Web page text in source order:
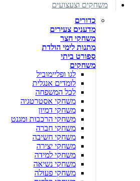
משחקים וצעצועים
כדורים
מדענים צעירים
משחקי חצר
מתנות לימי הולדת
ספורט ביתי
משחקים
לגו ופליימוביל
לומדים אנגלית
לכל המשפחה
משחקי אסטרטגיה
משחקי דמיון
משחקי הרכבות ומגנט
משחקי חברה
משחקי חשיבה
משחקי יצירה
משחקי למידה
משחקי נשיאה
משחקי פעולה